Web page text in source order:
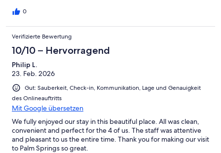
0
Verifizierte Bewertung
10/10 – Hervorragend
Philip L.
23. Feb. 2026
Gut: Sauberkeit, Check-in, Kommunikation, Lage und Genauigkeit
des Onlineauftritts
Mit Google übersetzen
We fully enjoyed our stay in this beautiful place. All was clean,
convenient and perfect for the 4 of us. The staff was attentive
and pleasant to us the entire time. Thank you for making our visit
to Palm Springs so great.